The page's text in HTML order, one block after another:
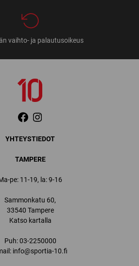
vaihto- ja palautusoikeus
YHTEYSTIEDOT
TAMPERE
pe: 11-19, la: 9-16
Sammonkatu 60,
33540 Tampere
Katso kartalla
Puh:03-2250000
info@sportia-10.fi